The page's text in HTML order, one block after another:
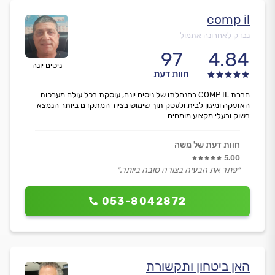
ניסים יונה
comp il
נבדק לאחרונה אתמול
4.84
97
חוות דעת
053-8042872
חברת COMP IL בהנהלתו של ניסים יונה, עוסקת בכל עולם מערכות
האזעקה ומיגון לבית ולעסק תוך שימוש בציוד המתקדם ביותר הנמצא
בשוק ובעלי מקצוע מומחים...
חוות דעת של משה
5.00
״פתר את הבעיה בצורה טובה ביותר.״
האן ביטחון ותקשורת